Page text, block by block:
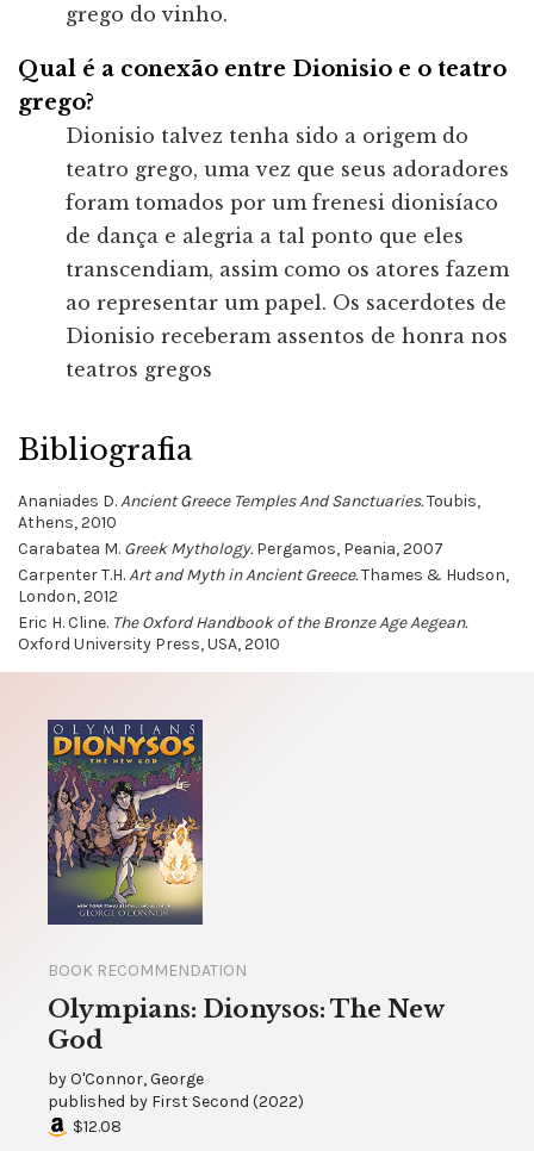
grego do vinho.
Qual é a conexão entre Dionisio e o teatro
grego?
Dionisio talvez tenha sido a origem do
teatro grego, uma vez que seus adoradores
foram tomados por um frenesi dionisíaco
de dança e alegria a tal ponto que eles
transcendiam, assim como os atores fazem
ao representar um papel. Os sacerdotes de
Dionisio receberam assentos de honra nos
teatros gregos
Bibliografia
Ananiades D.Ancient Greece Temples And Sanctuaries.Toubis,
Athens, 2010
Carabatea M. Greek Mythology.Pergamos, Peania, 2007
Carpenter T.H.Art and Myth in Ancient Greece.Thames & Hudson,
London, 2012
Eric H. Cline. The Oxford Handbook of the Bronze Age Aegean.
Oxford University Press, USA, 2010
BOOK RECOMMENDATION
Olympians: Dionysos: The New
God
byO'Connor, George
published by First Second (2022)
$12.08